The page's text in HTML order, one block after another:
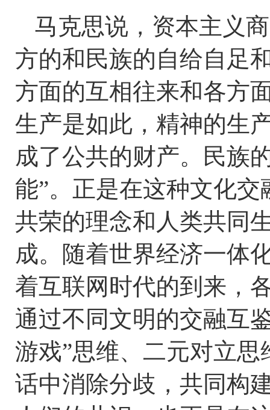
马克思说，资本主义
方的和民族的自给自足
方面的互相往来和各方
生产是如此，精神的生
成了公共的财产。民族
能”。正是在这种文化
共荣的理念和人类共同
成。随着世界经济一体
着互联网时代的到来，
通过不同文明的交融互
游戏”思维、二元对立
话中消除分歧，共同构